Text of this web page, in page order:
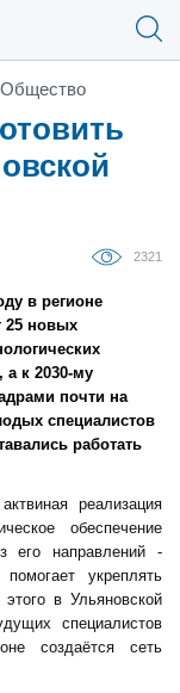
Общество
2321
в регионе
25 новых
а к 2030-му
почти на
специалистов
работать
реализация
обеспечение
его направлений -
укреплять
в Ульяновской
специалистов
создаётся сеть